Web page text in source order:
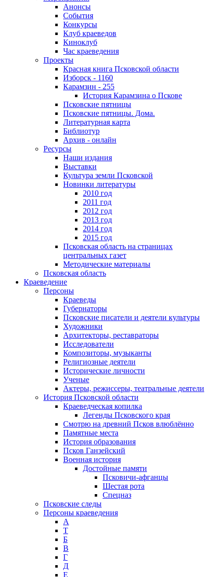
Анонсы
События
Конкурсы
Клуб краеведов
Киноклуб
Час краеведения
Проекты
Красная книга Псковской области
Изборск - 1160
Карамзин - 255
История Карамзина о Пскове
Псковские пятницы
Псковские пятницы. Дома.
Литературная карта
Библиотур
Архив - онлайн
Ресурсы
Наши издания
Выставки
Культура земли Псковской
Новинки литературы
2010 год
2011 год
2012 год
2013 год
2014 год
2015 год
Псковская область на страницах
центральных газет
Методические материалы
Псковская область
Краеведение
Персоны
Краеведы
Губернаторы
Псковские писатели и деятели культуры
Художники
Архитекторы, реставраторы
Исследователи
Композиторы, музыканты
Религиозные деятели
Исторические личности
Ученые
Актеры, режиссеры, театральные деятели
История Псковской области
Краеведческая копилка
Легенды Псковского края
Смотрю на древний Псков влюблённо
Памятные места
История образования
Псков Ганзейский
Военная история
Достойные памяти
Псковичи-афганцы
Шестая рота
Спецназ
Псковские следы
Персоны краеведения
А
T
Б
В
Г
Д
Е